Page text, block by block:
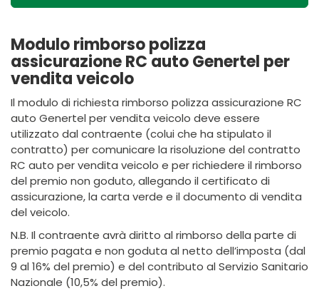
Modulo rimborso polizza
assicurazione RC auto Genertel per
vendita veicolo
Il modulo di richiesta rimborso polizza assicurazione RC
auto Genertel per vendita veicolo deve essere
utilizzato dal contraente (colui che ha stipulato il
contratto) per comunicare la risoluzione del contratto
RC auto per vendita veicolo e per richiedere il rimborso
del premio non goduto, allegando il certificato di
assicurazione, la carta verde e il documento di vendita
del veicolo.
N.B. Il contraente avrà diritto al rimborso della parte di
premio pagata e non goduta al netto dell’imposta (dal
9 al 16% del premio) e del contributo al Servizio Sanitario
Nazionale (10,5% del premio).